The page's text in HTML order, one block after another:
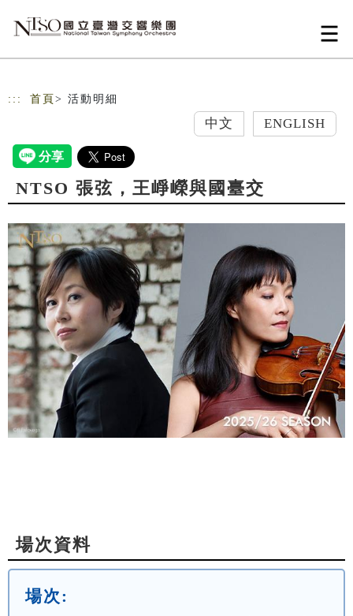
::: 首頁 > 活動明細
中文 ENGLISH
NTSO 張弦，王崢嶸與國臺交
場次資料
場次: